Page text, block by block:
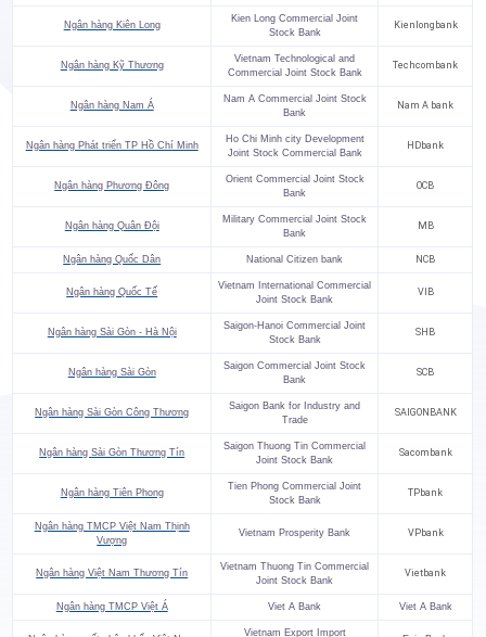
Ngân hàng Kiên Long
Kien Long Commercial Joint
Stock Bank
Kienlongbank
Ngân hàng Kỹ Thương
Vietnam Technological and
Commercial Joint Stock Bank
Techcombank
Ngân hàng Nam Á
Nam A Commercial Joint Stock
Bank
Nam A bank
Ngân hàng Phát triển TP Hồ Chí Minh
Ho Chi Minh city Development
Joint Stock Commercial Bank
HDbank
Ngân hàng Phương Đông
Orient Commercial Joint Stock
Bank
OCB
Ngân hàng Quân Đội
Military Commercial Joint Stock
Bank
MB
Ngân hàng Quốc Dân National Citizen bank NCB
Ngân hàng Quốc Tế
Vietnam International Commercial
Joint Stock Bank
VIB
Ngân hàng Sài Gòn - Hà Nội
Saigon-Hanoi Commercial Joint
Stock Bank
SHB
Ngân hàng Sài Gòn
Saigon Commercial Joint Stock
Bank
SCB
Ngân hàng Sài Gòn Công Thương
Saigon Bank for Industry and
Trade
SAIGONBANK
Ngân hàng Sài Gòn Thương Tín
Saigon Thuong Tin Commercial
Joint Stock Bank
Sacombank
Ngân hàng Tiên Phong
Tien Phong Commercial Joint
Stock Bank
TPbank
Ngân hàng TMCP Việt Nam Thịnh
Vượng
Vietnam Prosperity Bank VPbank
Ngân hàng Việt Nam Thương Tín
Vietnam Thuong Tin Commercial
Joint Stock Bank
Vietbank
Ngân hàng TMCP Việt Á Viet A Bank Viet A Bank
Vietnam Export Import